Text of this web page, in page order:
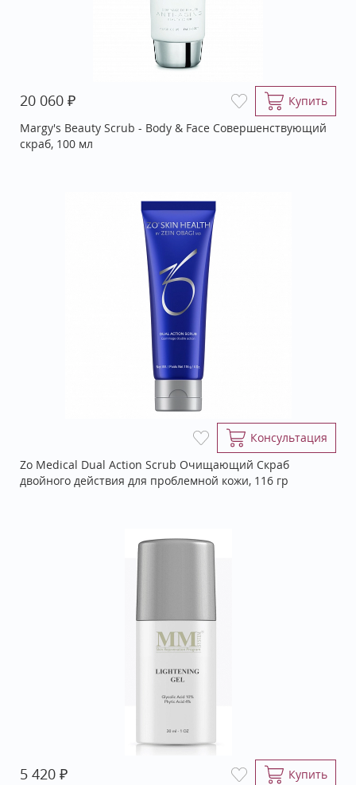
20 060 ₽
Купить
Margy's Beauty Scrub - Body & Face Совершенствующий
скраб, 100 мл
Консультация
Zo Medical Dual Action Scrub Очищающий Скраб
двойного действия для проблемной кожи, 116 гр
5 420 ₽
Купить